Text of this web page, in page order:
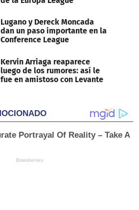
Lugano y Dereck Moncada
dan un paso importante en la
Conference League
Kervin Arriaga reaparece
luego de los rumores: así le
fue en amistoso con Levante